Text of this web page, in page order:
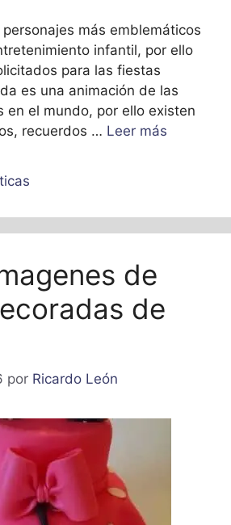
más emblemáticos
infantil, por ello
para las fiestas
es una animación de las
en el mundo, por ello existen
recuerdos … Leer más
de
de
por Ricardo León